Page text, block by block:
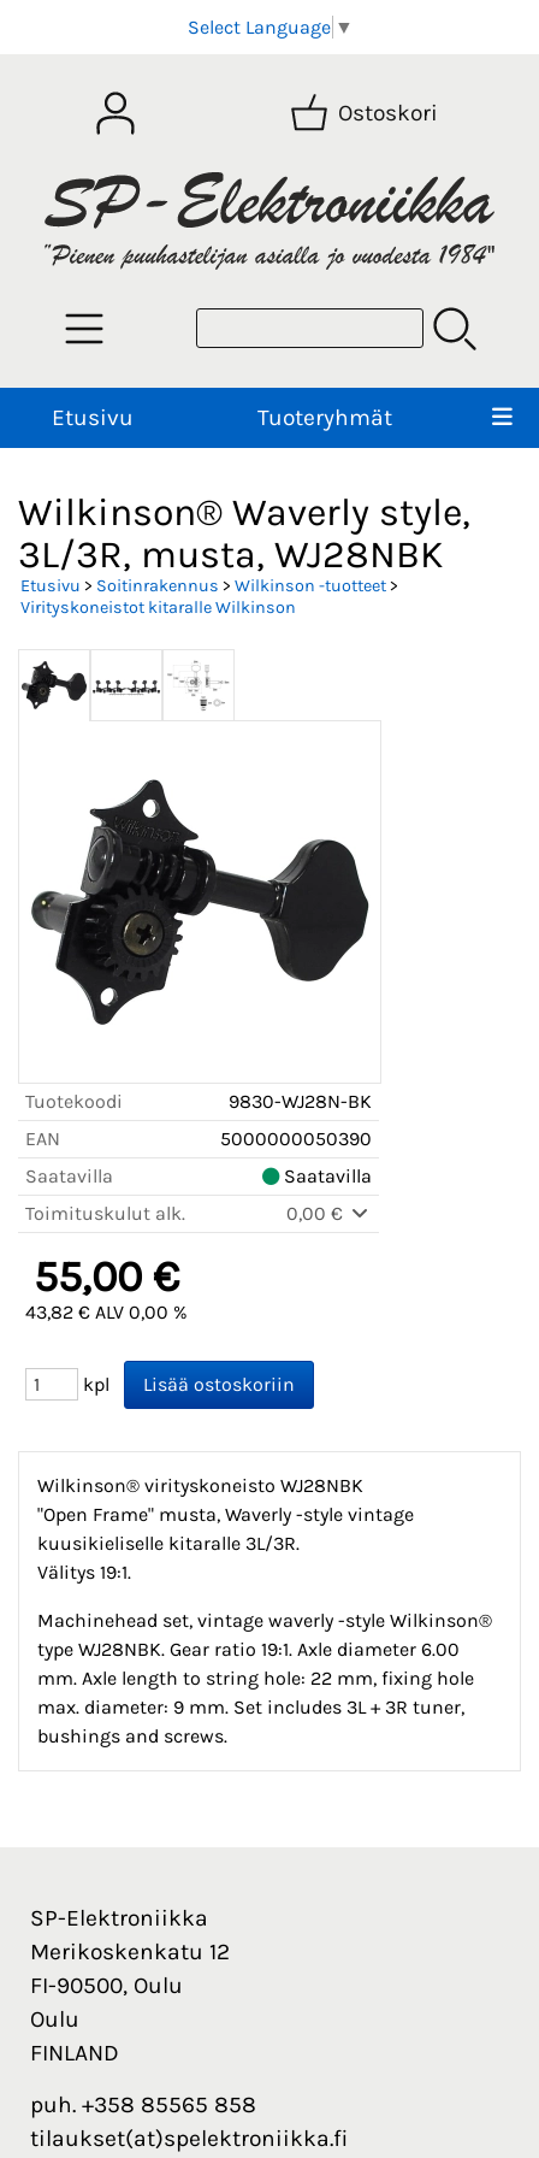
Select Language ▼
Ostoskori
Etusivu Tuoteryhmät
Wilkinson® Waverly style,
3L/3R, musta, WJ28NBK
Etusivu > Soitinrakennus > Wilkinson -tuotteet>
Virityskoneistot kitaralle Wilkinson
Tuotekoodi
9830-WJ28N-BK
EAN
5000000050390
Saatavilla
Saatavilla
Toimituskulut alk.
0,00 €
55,00 €
43,82 € ALV 0,00 %
kpl
Wilkinson® virityskoneisto WJ28NBK
"Open Frame" musta, Waverly -style vintage
kuusikieliselle kitaralle 3L/3R.
Välitys 19:1.
Machinehead set, vintage waverly -style Wilkinson®
type WJ28NBK. Gear ratio 19:1. Axle diameter 6.00
mm. Axle length to string hole: 22 mm, fixing hole
max. diameter: 9 mm. Set includes 3L + 3R tuner,
bushings and screws.
SP-Elektroniikka
Merikoskenkatu 12
FI-90500, Oulu
Oulu
FINLAND
puh. +358 85565 858
tilaukset(at)spelektroniikka.fi